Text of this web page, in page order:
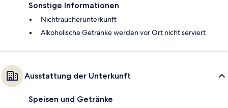
Sonstige Informationen
Nichtraucherunterkunft
Alkoholische Getränke werden vor Ort nicht serviert
Ausstattung der Unterkunft
Speisen und Getränke